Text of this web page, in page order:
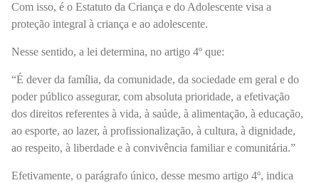
Com isso, é o Estatuto da Criança e do Adolescente visa a
proteção integral à criança e ao adolescente.
Nesse sentido, a lei determina, no artigo 4º que:
“É dever da família, da comunidade, da sociedade em geral e do
poder público assegurar, com absoluta prioridade, a efetivação
dos direitos referentes à vida, à saúde, à alimentação, à educação,
ao esporte, ao lazer, à profissionalização, à cultura, à dignidade,
ao respeito, à liberdade e à convivência familiar e comunitária.”
Efetivamente, o parágrafo único, desse mesmo artigo 4º, indica